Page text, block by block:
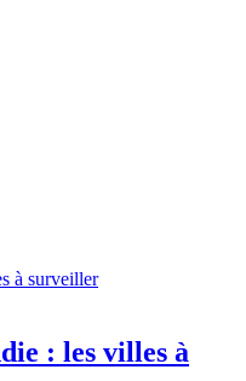
: les villes à